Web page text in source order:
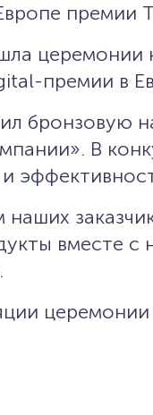
премии
церемонии
премии в
бронзовую
В
вместе с